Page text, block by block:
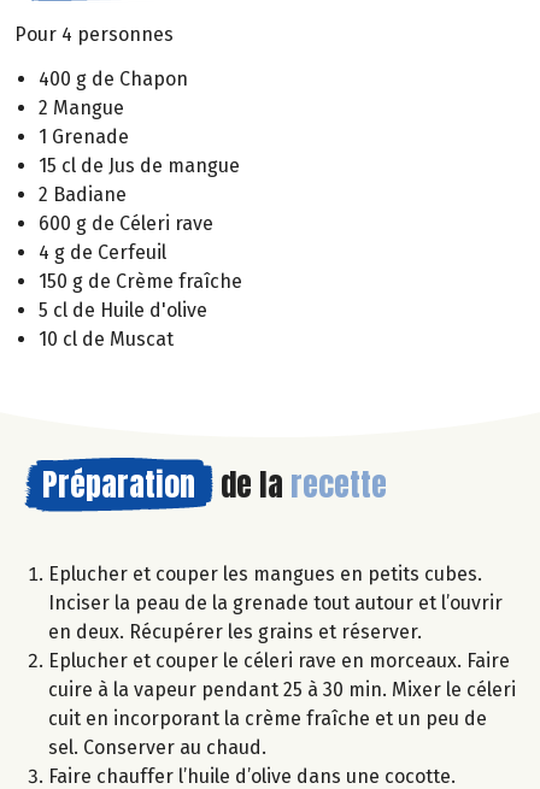
Pour 4 personnes
400 g de Chapon
2 Mangue
1 Grenade
15 cl de Jus de mangue
2 Badiane
600 g de Céleri rave
4 g de Cerfeuil
150 g de Crème fraîche
5 cl de Huile d'olive
10 cl de Muscat
Préparation de la recette
Eplucher et couper les mangues en petits cubes.
Inciser la peau de la grenade tout autour et l’ouvrir
en deux. Récupérer les grains et réserver.
Eplucher et couper le céleri rave en morceaux. Faire
cuire à la vapeur pendant 25 à 30 min. Mixer le céleri
cuit en incorporant la crème fraîche et un peu de
sel. Conserver au chaud.
Faire chauffer l’huile d’olive dans une cocotte.